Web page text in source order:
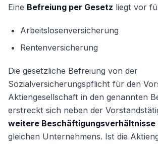
Eine Befreiung per Gesetz liegt vor
Arbeitslosenversicherung
Rentenversicherung
Die gesetzliche Befreiung von der
Sozialversicherungspflicht für den
Aktiengesellschaft in den genannten
erstreckt sich neben der
weitere Beschäftigungsverhältnisse
gleichen Unternehmens. Ist die